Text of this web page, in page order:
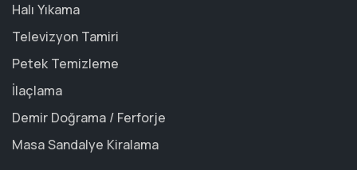
Halı Yıkama
Televizyon Tamiri
Petek Temizleme
İlaçlama
Demir Doğrama / Ferforje
Masa Sandalye Kiralama